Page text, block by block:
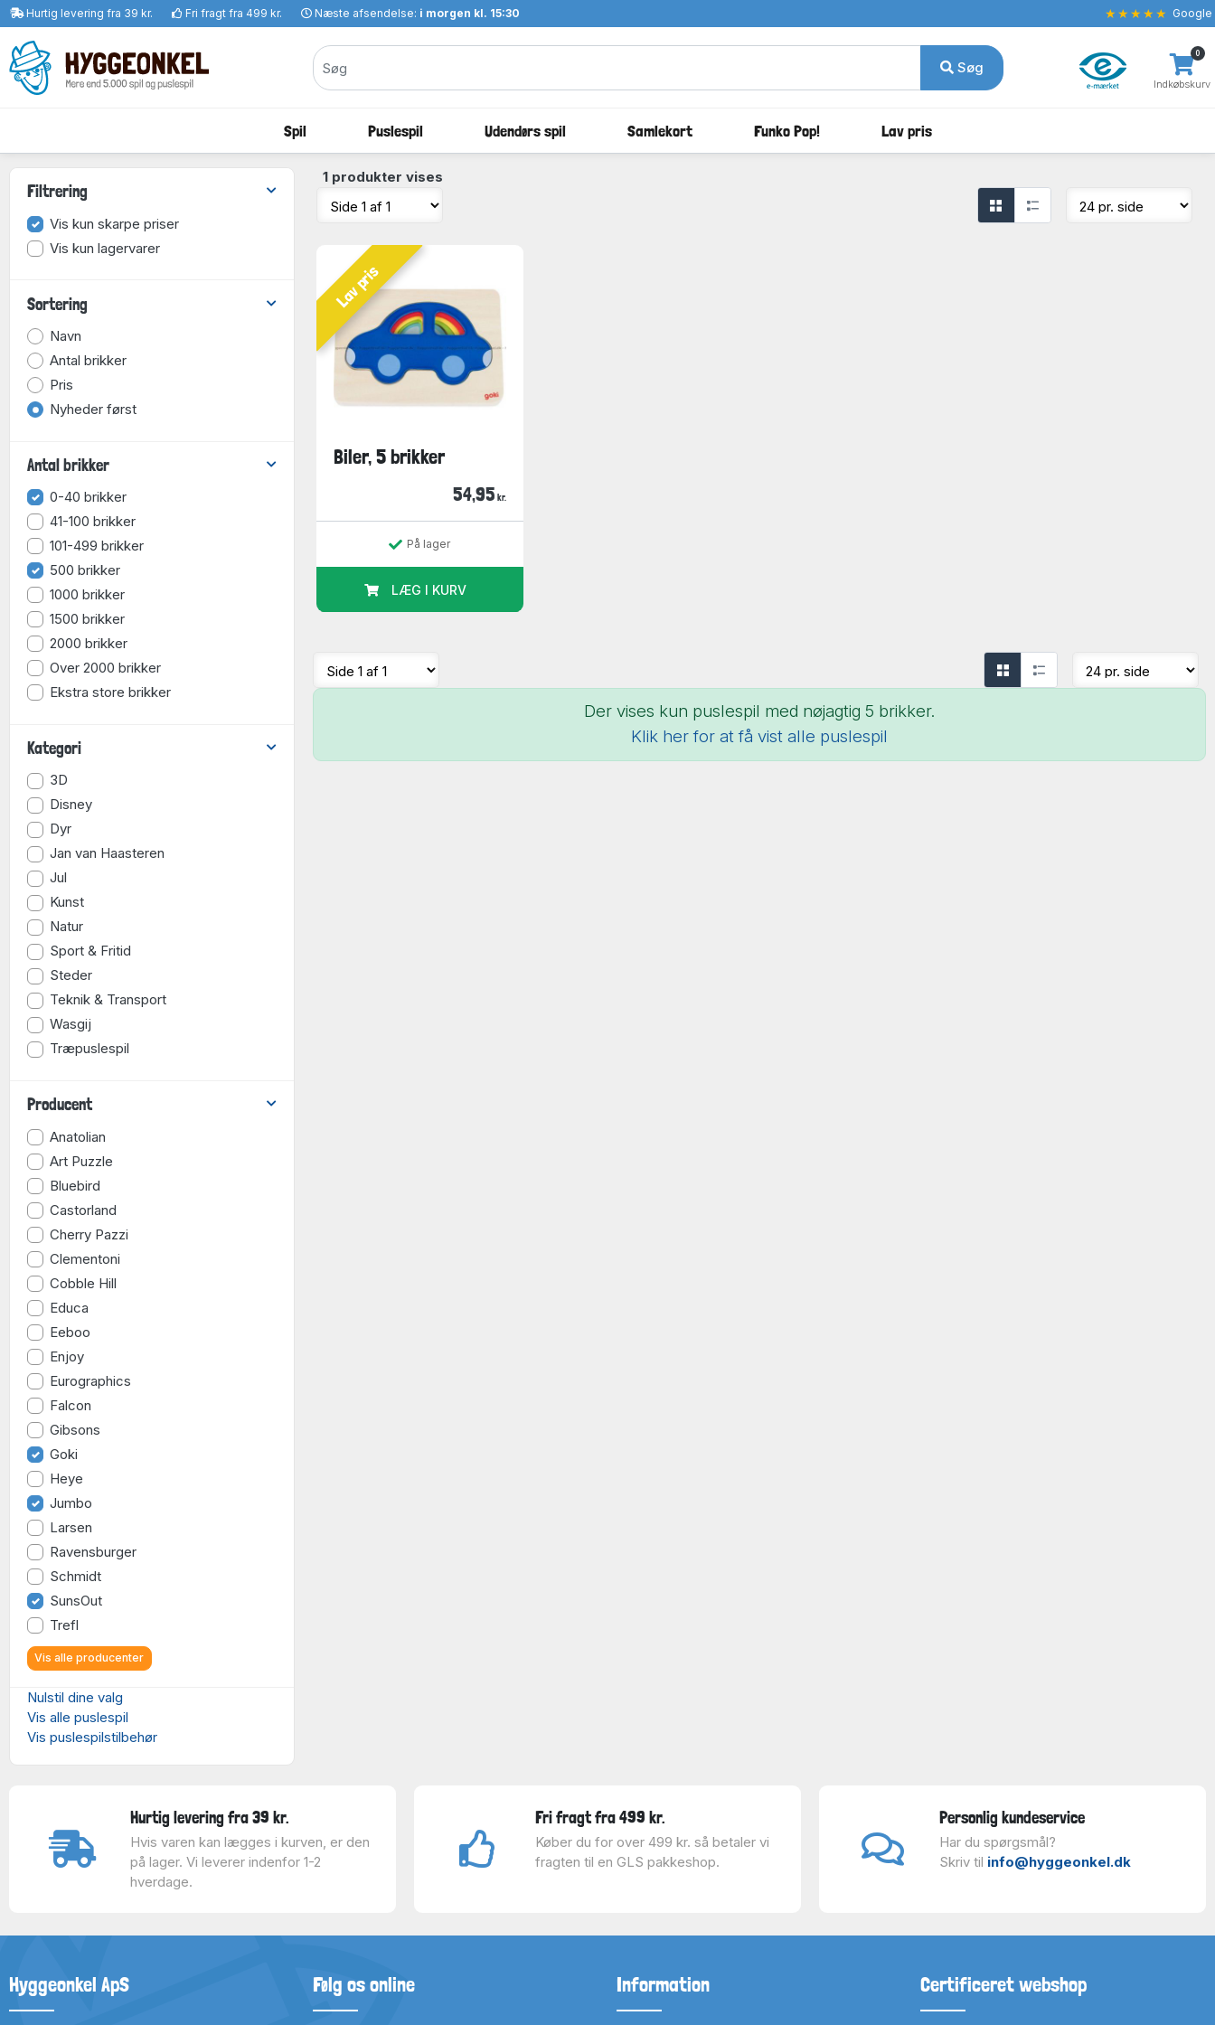
Hurtig levering fra 39 kr. Fri fragt fra 499 kr. Næste afsendelse: i morgen kl. 15:30 ★★★★★ Google
Søg
Indkøbskurv
0
Spil Puslespil Udendørs spil Samlekort Funko Pop! Lav pris
Filtrering
Vis kun skarpe priser
Vis kun lagervarer
Sortering
Navn
Antal brikker
Pris
Nyheder først
Antal brikker
0-40 brikker
41-100 brikker
101-499 brikker
500 brikker
1000 brikker
1500 brikker
2000 brikker
Over 2000 brikker
Ekstra store brikker
Kategori
3D
Disney
Dyr
Jan van Haasteren
Jul
Kunst
Natur
Sport & Fritid
Steder
Teknik & Transport
Wasgij
Træpuslespil
Producent
Anatolian
Art Puzzle
Bluebird
Castorland
Cherry Pazzi
Clementoni
Cobble Hill
Educa
Eeboo
Enjoy
Eurographics
Falcon
Gibsons
Goki
Heye
Jumbo
Larsen
Ravensburger
Schmidt
SunsOut
Trefl
Vis alle producenter
Nulstil dine valg
Vis alle puslespil
Vis puslespilstilbehør
1 produkter vises
Lav pris
Biler, 5 brikker
54,95 kr.
På lager
LÆG I KURV
Der vises kun puslespil med nøjagtig 5 brikker.
Klik her for at få vist alle puslespil
Hurtig levering fra 39 kr.
Hvis varen kan lægges i kurven, er den
på lager. Vi leverer indenfor 1-2
hverdage.
Fri fragt fra 499 kr.
Køber du for over 499 kr. så betaler vi
fragten til en GLS pakkeshop.
Personlig kundeservice
Har du spørgsmål?
Skriv til info@hyggeonkel.dk
Hyggeonkel ApS Følg os online Information Certificeret webshop